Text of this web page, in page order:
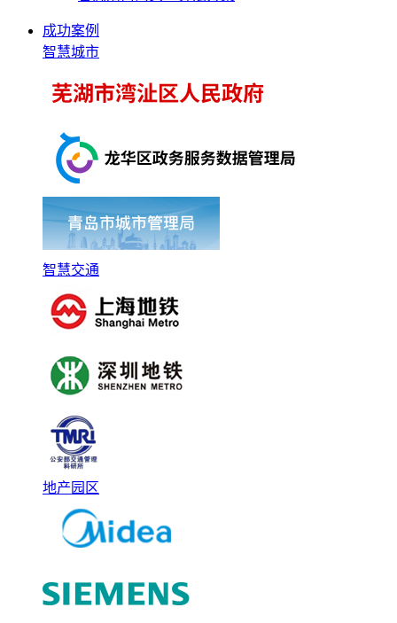
成功案例
智慧城市
智慧交通
地产园区